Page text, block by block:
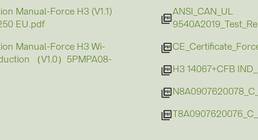
SolarEdge (2)
Solinteg (4)
Stäubli (2)
Trina Solar (6)
Manual-Force H3 (V1.1)
EU.pdf
Manual-Force H3 Wi-
（V1.0）5PMPA08-
ANSI_CAN_UL
H3 14067+CFB